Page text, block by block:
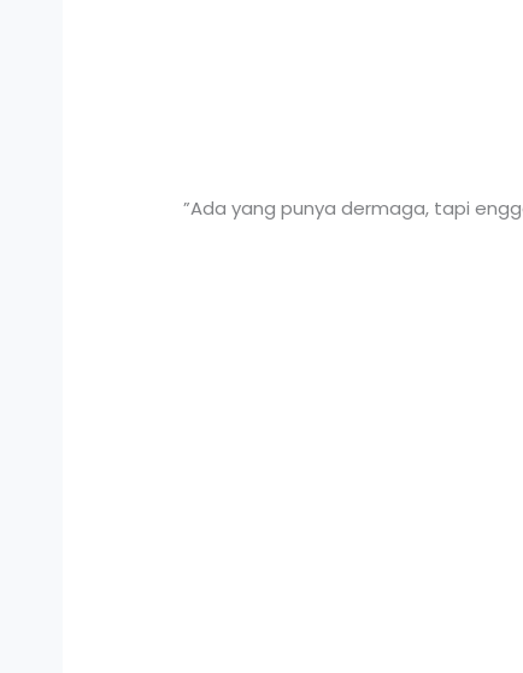
”Ada yang punya dermaga, tapi